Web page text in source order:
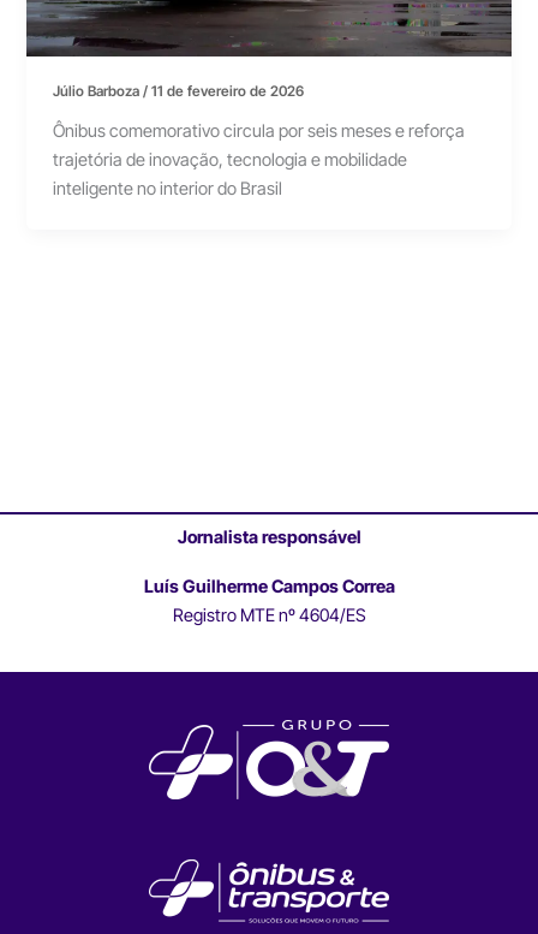
Júlio Barboza/11 de fevereiro de 2026
Ônibus comemorativo circula por seis meses e reforça
trajetória de inovação, tecnologia e mobilidade
inteligente no interior do Brasil
Jornalista responsável
Luís Guilherme Campos Correa
Registro MTE nº 4604/ES